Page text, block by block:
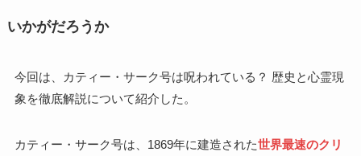
いかがだろうか
今回は、カティー・サーク号は呪われている？ 歴史と心霊現
象を徹底解説について紹介した。
カティー・サーク号は、1869年に建造された世界最速のクリ